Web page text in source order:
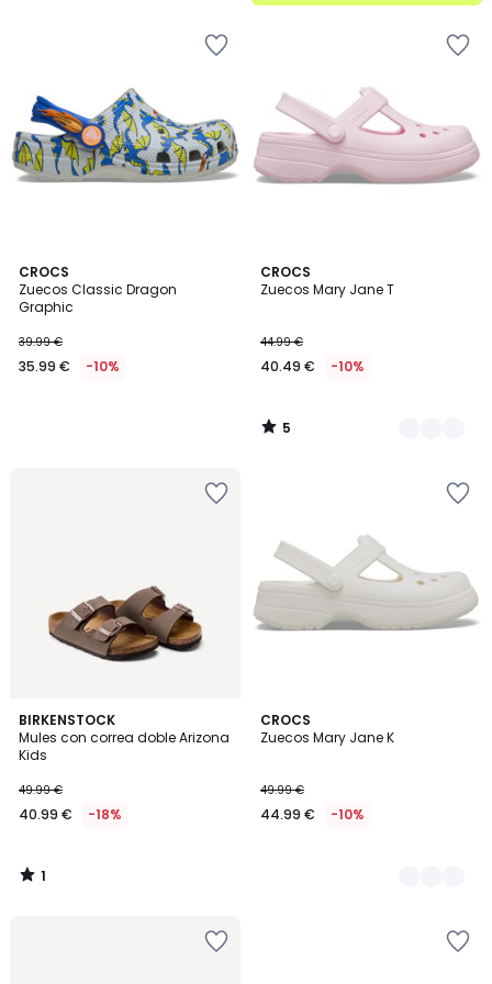
CROCS
Zuecos Classic Dragon
Graphic
39.99 €
35.99 € -10%
CROCS
Zuecos Mary Jane T
44.99 €
40.49 € -10%
5
/
2
Colores
5
/
BIRKENSTOCK
Mules con correa doble Arizona
Kids
49.99 €
40.99 € -18%
1
/
5
1
/
CROCS
Zuecos Mary Jane K
49.99 €
44.99 € -10%
2
Colores